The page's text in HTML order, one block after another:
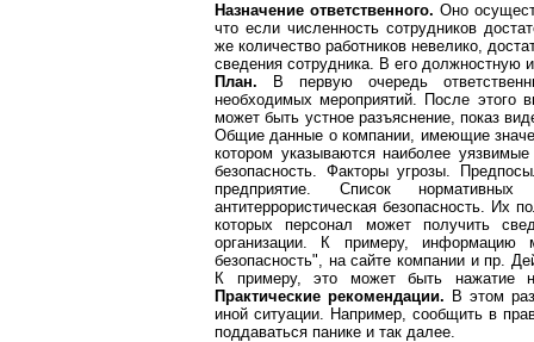
Назначениеответственного. Оно
что если численность сотрудников
же количество работников невелико,
сведения сотрудника. В его должностную
План. В первую очередь
необходимых мероприятий. После этого
может быть устное разъяснение, показ
Общие данные о компании, имеющие
котором указываются наиболее
безопасность. Факторы угрозы.
предприятие. Список
антитеррористическая безопасность. Их
которых персонал может получить
организации. К примеру,
безопасность", на сайте компании и пр.
К примеру, это может быть нажатие
Практические рекомендации. В этом
иной ситуации. Например, сообщить в
поддаваться панике и так далее.